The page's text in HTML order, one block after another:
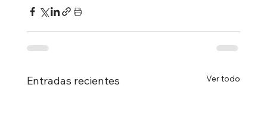
Entradas recientes Ver todo